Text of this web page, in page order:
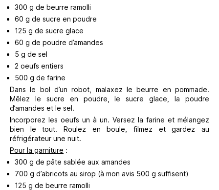
300 g de beurre ramolli
60 g de sucre en poudre
125 g de sucre glace
60 g de poudre d’amandes
5 g de sel
2 oeufs entiers
500 g de farine
Dans le bol d’un robot, malaxez le beurre en pommade.
Mêlez le sucre en poudre, le sucre glace, la poudre
d’amandes et le sel.
Incorporez les oeufs un à un. Versez la farine et mélangez
bien le tout. Roulez en boule, filmez et gardez au
réfrigérateur une nuit.
Pour la garniture :
300 g de pâte sablée aux amandes
700 g d’abricots au sirop (à mon avis 500 g suffisent)
125 g de beurre ramolli